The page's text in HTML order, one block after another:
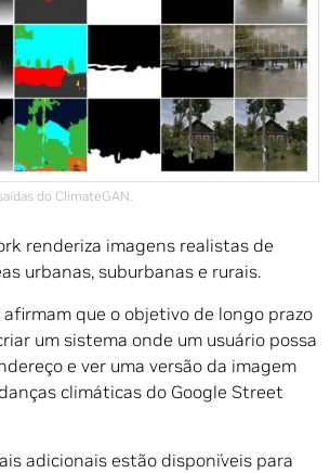
do ClimateGAN.
renderiza imagens realistas de
urbanas, suburbanas e rurais.
afirmam que o objetivo de longo prazo
um sistema onde um usuário possa
e ver uma versão da imagem
climáticas do Google Street
adicionais estão disponíveis para